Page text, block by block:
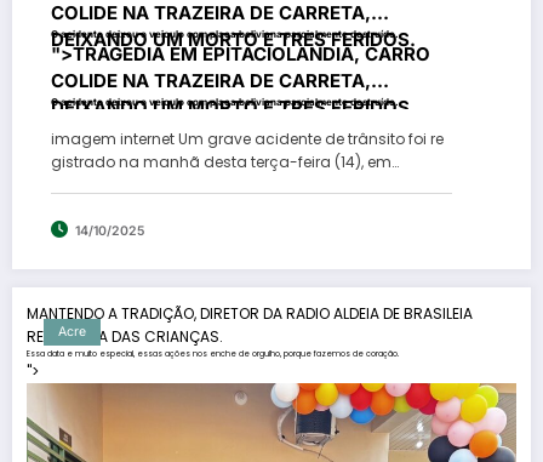
COLIDE NA TRAZEIRA DE CARRETA,
DEIXANDO UM MORTO E TRES FERIDOS.
O acidente deixou o veiculo com placa boliviana parcialmente destruído.
">TRAGEDIA EM EPITACIOLANDIA, CARRO
COLIDE NA TRAZEIRA DE CARRETA,
DEIXANDO UM MORTO E TRES FERIDOS.
O acidente deixou o veiculo com placa boliviana parcialmente destruído.
imagem internet Um grave acidente de trânsito foi re
gistrado na manhã desta terça-feira (14), em…
14/10/2025
MANTENDO A TRADIÇÃO, DIRETOR DA RADIO ALDEIA DE BRASILEIA
REALIZA DIA DAS CRIANÇAS.
Essa data e muito especial, essas ações nos enche de orgulho, porque fazemos de coração.
">
Acre